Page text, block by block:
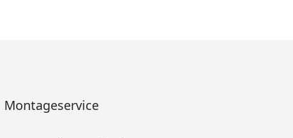
Montageservice